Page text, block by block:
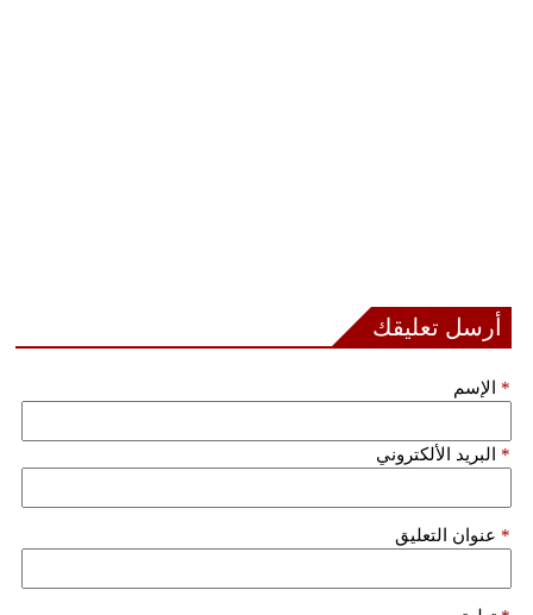
أرسل تعليقك
الإسم *
البريد الألكتروني *
عنوان التعليق *